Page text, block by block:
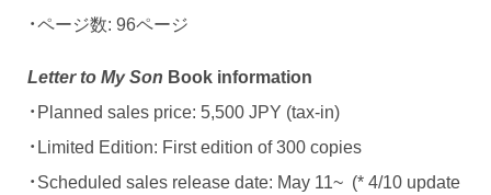
・ページ数: 96ページ
Letter to My Son Book information
・Planned sales price: 5,500 JPY (tax-in)
・Limited Edition: First edition of 300 copies
・Scheduled sales release date: May 11~ (* 4/10 update